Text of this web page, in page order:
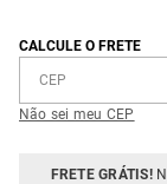
CALCULE O FRETE
Não sei meu CEP
FRETE GRÁTIS!